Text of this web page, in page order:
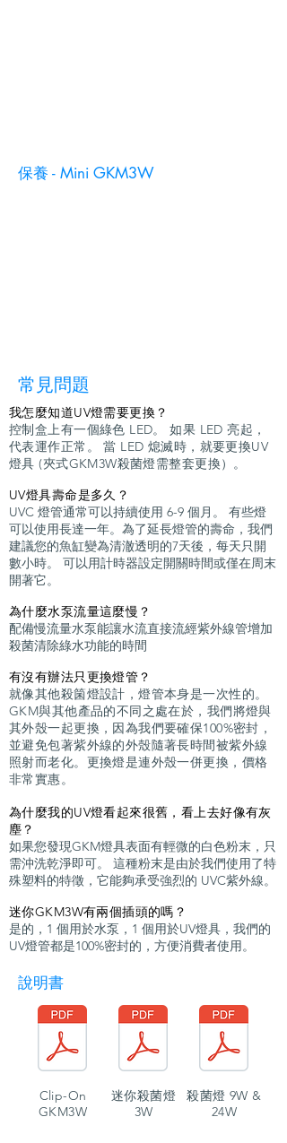
保養 - Mini GKM3W
常見問題
我怎麼知道UV燈需要更換？
控制盒上有一個綠色 LED。 如果 LED 亮起，
代表運作正常。 當 LED 熄滅時，就要更換UV
燈具 (夾式GKM3W殺菌燈需整套更換）。
UV燈具壽命是多久？
UVC 燈管通常可以持續使用 6-9 個月。 有些燈
可以使用長達一年。為了延長燈管的壽命，我們
建議您的魚缸變為清澈透明的7天後，每天只開
數小時。 可以用計時器設定開關時間或僅在周末
開著它。
為什麼水泵流量這麼慢？
配備慢流量水泵能讓水流直接流經紫外線管增加
殺菌清除綠水功能的時間
有沒有辦法只更換燈管？
就像其他殺箘燈設計，燈管本身是一次性的。
GKM與其他產品的不同之處在於，我們將燈與
其外殼一起更換，因為我們要確保100%密封，
並避免包著紫外線的外殼隨著長時間被紫外線
照射而老化。更換燈是連外殼一併更換，價格
非常實惠。
為什麼我的UV燈看起來很舊，看上去好像有灰
塵？
如果您發現GKM燈具表面有輕微的白色粉末，只
需沖洗乾淨即可。 這種粉末是由於我們使用了特
殊塑料的特徵，它能夠承受強烈的 UVC紫外線。
迷你GKM3W有兩個插頭的嗎？
是的，1 個用於水泵，1 個用於UV燈具，我們的
UV燈管都是100%密封的，方便消費者使用。
說明書
Clip-On
GKM3W
迷你殺菌燈
3W
殺菌燈 9W &
24W